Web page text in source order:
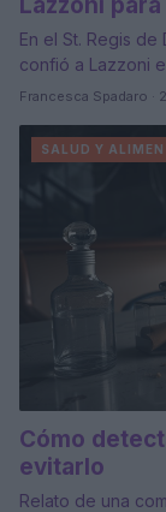
Lazzoni
En el St. Regis
confió a Lazzoni
Francesca Spadaro ·
SALUD Y
Cómo
evitarlo
Relato de una